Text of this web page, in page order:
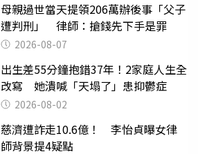
母親過世當天提領206萬辦後事「父子
遭判刑」 律師：搶錢先下手是罪
2026-08-07
出生差55分鐘抱錯37年！2家庭人生全
改寫 她潰喊「天塌了」患抑鬱症
2026-08-02
慈濟遭詐走10.6億！ 李怡貞曝女律
師背景提4疑點